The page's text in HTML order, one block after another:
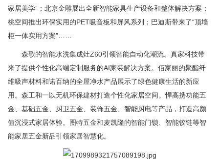
家居美学”；北京金雕展出全新智能家具生产设备和整体解决方案；
桃空间推出环保实用的PET吸音板和屏风系列；巴迪斯带来了“顶墙
柜一体实用方案”……
森歌的智能水洗集成灶Z60引领智能自动化潮流。真家科技带
来了提供个性化高端定制服务的AI家装解决方案。佰家丽的聚酯纤
维吸声材料和诺百纳的全屋净水产品展示了绿色健康生活的新应
用。森工和一以无机环保建材打造个性化家居空间。悍高携功能五
金、基础五金、厨卫五金、装饰五金、智能厨电等产品，打造高颜
值沉浸式家居体验。图特五金和麦凯隆的智能门锁、智能铰链等智
能家居五金新品引领家居智慧化。